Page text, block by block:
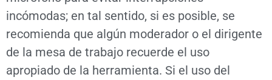
incómodas; en tal sentido, si es posible, se
recomienda que algún moderador o el dirigente
de la mesa de trabajo recuerde el uso
apropiado de la herramienta. Si el uso del